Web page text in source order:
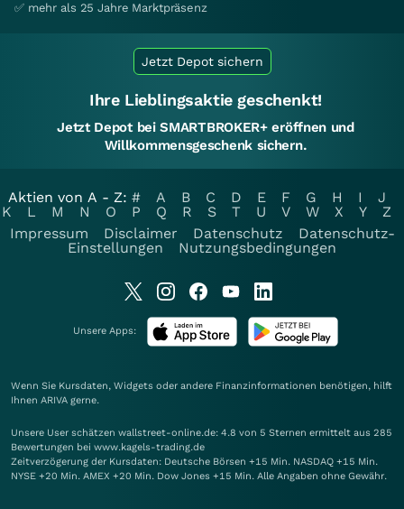
✅ mehr als 25 Jahre Marktpräsenz
Jetzt Depot sichern
Ihre Lieblingsaktie geschenkt!
Jetzt Depot bei SMARTBROKER+ eröffnen und
Willkommensgeschenk sichern.
Aktien von A - Z: # A B C D E F G H I
J
K
L M N O P Q R S T U V W X Y
Z
Impressum
Disclaimer Datenschutz
Datenschutz-
Einstellungen
Nutzungsbedingungen
Unsere Apps:
Wenn Sie Kursdaten, Widgets oder andere Finanzinformationen benötigen, hilft
Ihnen ARIVA gerne.
Unsere User schätzen wallstreet-online.de: 4.8 von 5 Sternen ermittelt aus 285
Bewertungen bei www.kagels-trading.de
Zeitverzögerung der Kursdaten: Deutsche Börsen +15 Min. NASDAQ +15 Min.
NYSE +20 Min. AMEX +20 Min. Dow Jones +15 Min. Alle Angaben ohne Gewähr.